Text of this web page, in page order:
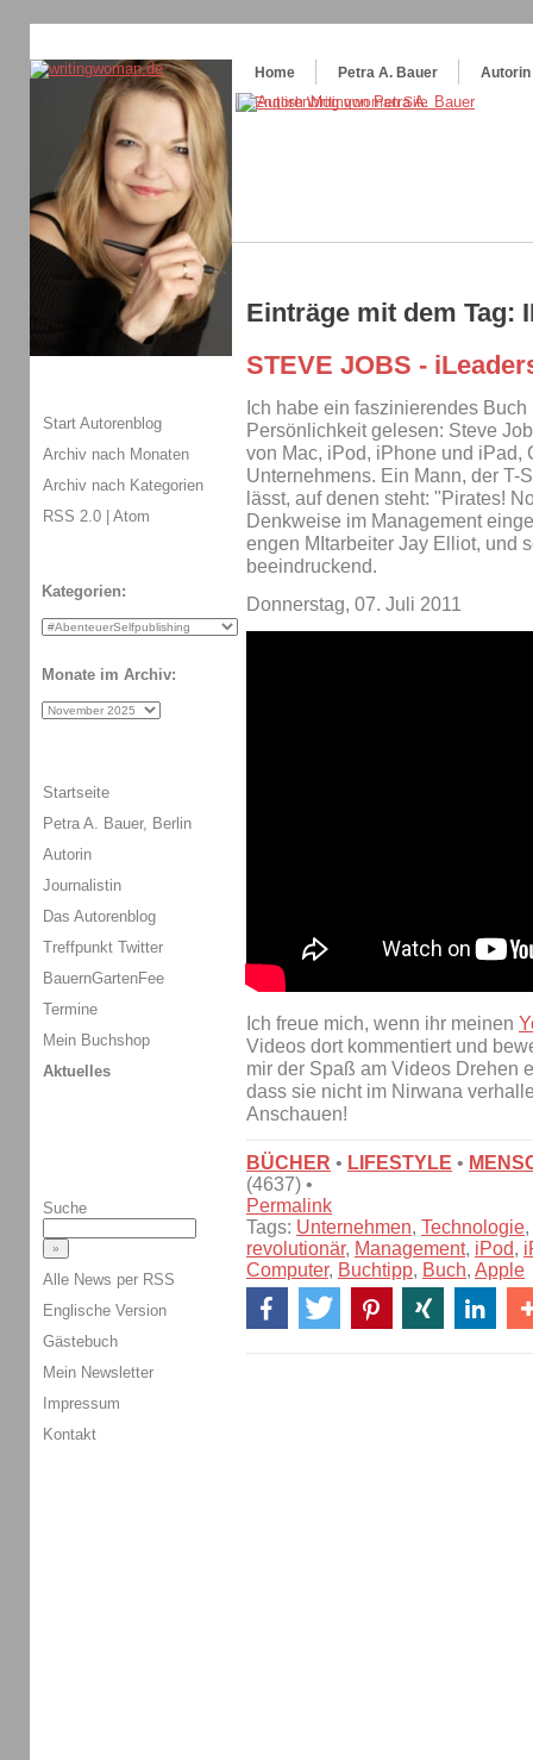
Home
Petra A. Bauer Autorin
Einträge mit dem Tag:
STEVE JOBS -
Ich habe ein faszinierendes
Persönlichkeit gelesen: Steve
von Mac, iPod, iPhone und iPad,
Unternehmens. Ein Mann, der T-
lässt, auf denen steht: "Pirates!
Denkweise im Management
engen MItarbeiter Jay Elliot, und
beeindruckend.
Donnerstag, 07. Juli 2011
Ich freue mich, wenn ihr meinen
Videos dort kommentiert und
mir der Spaß am Videos Drehen
dass sie nicht im Nirwana
Anschauen!
BÜCHER • LIFESTYLE •
(4637) •
Permalink
Tags: Unternehmen, Technologie,
revolutionär, Management, iPod,
Computer, Buchtipp, Buch, Apple
Start Autorenblog
Archiv nach Monaten
Archiv nach Kategorien
RSS 2.0 | Atom
Kategorien:
Monate im Archiv:
Startseite
Petra A. Bauer, Berlin
Autorin
Journalistin
Das Autorenblog
Treffpunkt Twitter
BauernGartenFee
Termine
Mein Buchshop
Aktuelles
Suche
Alle News per RSS
Englische Version
Gästebuch
Mein Newsletter
Impressum
Kontakt